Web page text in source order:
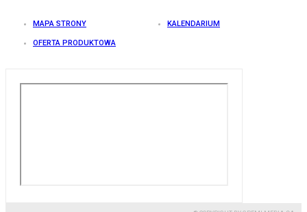
MAPA STRONY KALENDARIUM
OFERTA PRODUKTOWA